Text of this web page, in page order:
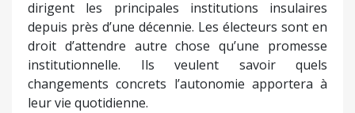
dirigent les principales institutions insulaires
depuis près d’une décennie. Les électeurs sont en
droit d’attendre autre chose qu’une promesse
institutionnelle. Ils veulent savoir quels
changements concrets l’autonomie apportera à
leur vie quotidienne.